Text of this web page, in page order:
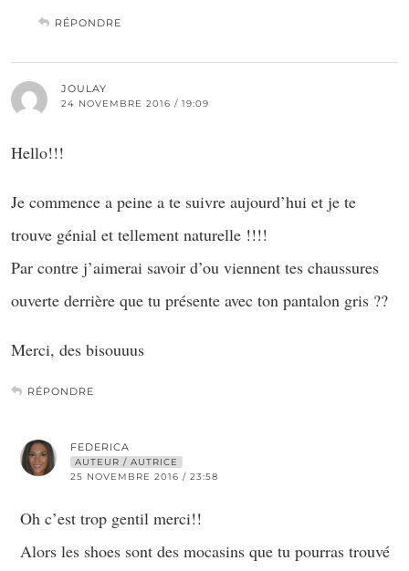
RÉPONDRE
JOULAY
24 NOVEMBRE 2016 / 19:09
Hello!!!
Je commence a peine a te suivre aujourd’hui et je te
trouve génial et tellement naturelle !!!!
Par contre j’aimerai savoir d’ou viennent tes chaussures
ouverte derrière que tu présente avec ton pantalon gris ??
Merci, des bisouuus
RÉPONDRE
FEDERICA
AUTEUR / AUTRICE
25 NOVEMBRE 2016 / 23:58
Oh c’est trop gentil merci!!
Alors les shoes sont des mocasins que tu pourras trouvé